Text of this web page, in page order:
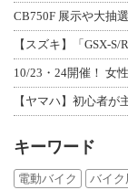
CB750F 展示や大抽
【スズキ】「GSX-
10/23・24開催！ 女
【ヤマハ】初心者が
キーワード
電動バイク バイク